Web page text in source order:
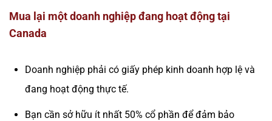
Mua lại một doanh nghiệp đang hoạt động tại
Canada
Doanh nghiệp phải có giấy phép kinh doanh hợp lệ và
đang hoạt động thực tế.
Bạn cần sở hữu ít nhất 50% cổ phần để đảm bảo